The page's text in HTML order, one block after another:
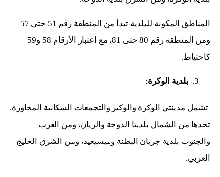
المناطق المكونة للبلدية تبدأ من المنطقة رقم 51 حتى 57
ومن المنطقة رقم 80 حتى 81، مع اعتبار الأرقام 58 و59
كاحتياط.
بلدية الوكرة:
تشمل مدينتي الوكرة والوكير والتجمعات السكانية المجاورة.
تحدها من الشمال بلديتا الدوحة والريان، ومن الغرب
والجنوب بلدية جريان البطنة وميسيعيد، ومن الشرق الخليج
العربي.